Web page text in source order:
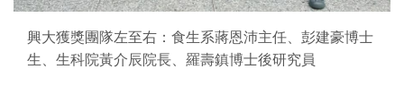
興大獲獎團隊左至右：食生系蔣恩沛主任、彭建豪博士
生、生科院黃介辰院長、羅壽鎮博士後研究員